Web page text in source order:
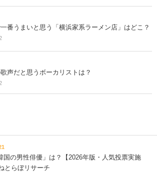
番うまいと思う「横浜家系ラーメン店」はどこ？
声だと思うボーカリストは？
国の男性俳優」は？【2026年版・人気投票実施
とらぼリサーチ